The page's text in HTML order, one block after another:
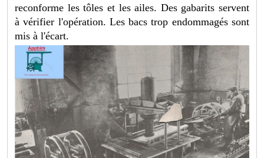
reconforme les tôles et les ailes. Des gabarits servent
à vérifier l'opération. Les bacs trop endommagés sont
mis à l'écart.